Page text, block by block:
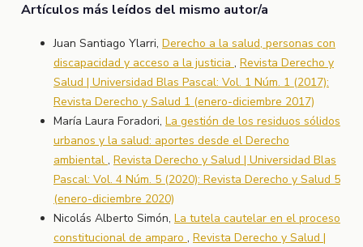
Artículos más leídos del mismo autor/a
Juan Santiago Ylarri, Derecho a la salud, personas con
discapacidad y acceso a la justicia , Revista Derecho y
Salud | Universidad Blas Pascal: Vol. 1 Núm. 1 (2017):
Revista Derecho y Salud 1 (enero-diciembre 2017)
María Laura Foradori, La gestión de los residuos sólidos
urbanos y la salud: aportes desde el Derecho
ambiental , Revista Derecho y Salud | Universidad Blas
Pascal: Vol. 4 Núm. 5 (2020): Revista Derecho y Salud 5
(enero-diciembre 2020)
Nicolás Alberto Simón, La tutela cautelar en el proceso
constitucional de amparo , Revista Derecho y Salud |